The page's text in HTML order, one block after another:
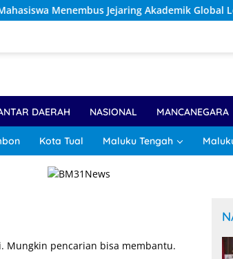
Akademik Global Lewat Kolaborasi
DAERAH NASIONAL MANCANEGARA
Kota Tual Maluku Tengah
Mungkin pencarian bisa membantu.